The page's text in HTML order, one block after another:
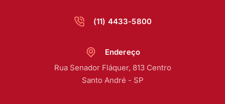
(11) 4433-5800
Endereço
Rua Senador Fláquer, 813 Centro
Santo André - SP